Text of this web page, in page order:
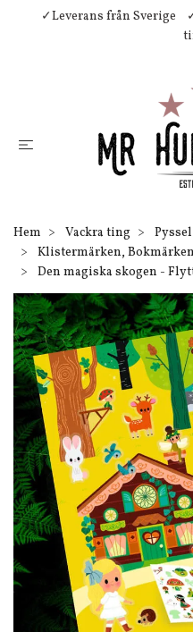
✓Leverans från Sverige
Hem Vackra ting
Klistermärken,
Den magiska skogen -